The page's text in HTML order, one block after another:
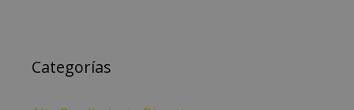
Categorías